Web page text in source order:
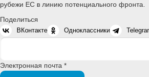
рубежи ЕС в линию потенциального фронта.
Поделиться
ВКонтакте Одноклассники
Электронная почта *